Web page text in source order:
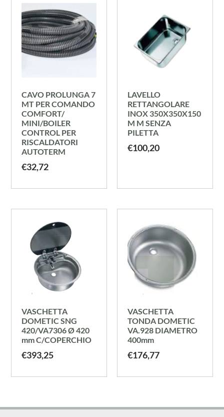
CAVO PROLUNGA 7
MT PER COMANDO
COMFORT/
MINI/BOILER
CONTROL PER
RISCALDATORI
AUTOTERM
€32,72
LAVELLO
RETTANGOLARE
INOX 350X350X150
M M SENZA
PILETTA
€100,20
VASCHETTA
DOMETIC SNG
420/VA7306 Ø 420
mm C/COPERCHIO
€393,25
VASCHETTA
TONDA DOMETIC
VA.928 DIAMETRO
400mm
€176,77